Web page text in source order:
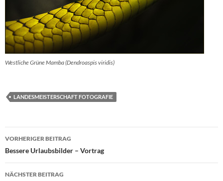
Westliche Grüne Mamba (Dendroaspis viridis)
LANDESMEISTERSCHAFT FOTOGRAFIE
Beitragsnavigation
VORHERIGER BEITRAG
Bessere Urlaubsbilder – Vortrag
NÄCHSTER BEITRAG